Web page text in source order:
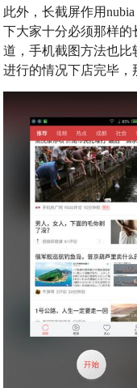
此外，长截屏作用
下大家十分必须那样
道，手机截图方法也比
进行的情况下店完毕，